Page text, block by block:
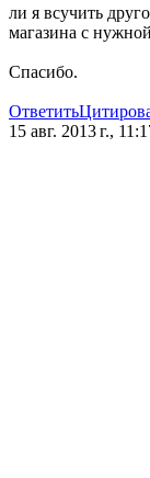
ли я всучить
магазина с
Спасибо.
Ответить
15 авг. 2013 г.,